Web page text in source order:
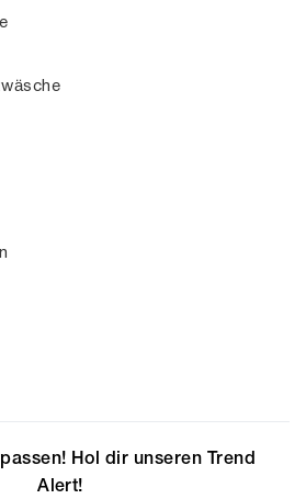
Hol dir unseren Trend
Alert!